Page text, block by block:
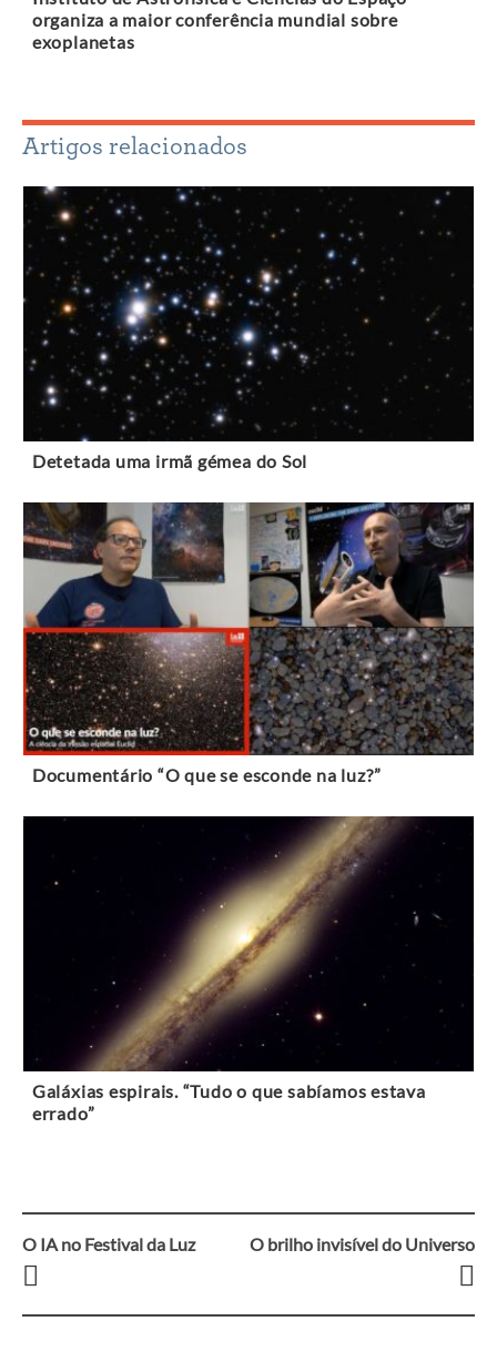
organiza a maior conferência mundial sobre
exoplanetas
Artigos relacionados
Detetada uma irmã gémea do Sol
Documentário “O que se esconde na luz?”
Galáxias espirais. “Tudo o que sabíamos estava
errado”
Navegação
entre
O IA no Festival da Luz O brilho invisível do Universo